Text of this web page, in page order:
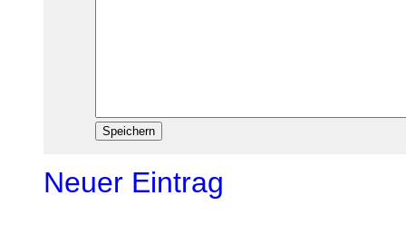
Neuer Eintrag